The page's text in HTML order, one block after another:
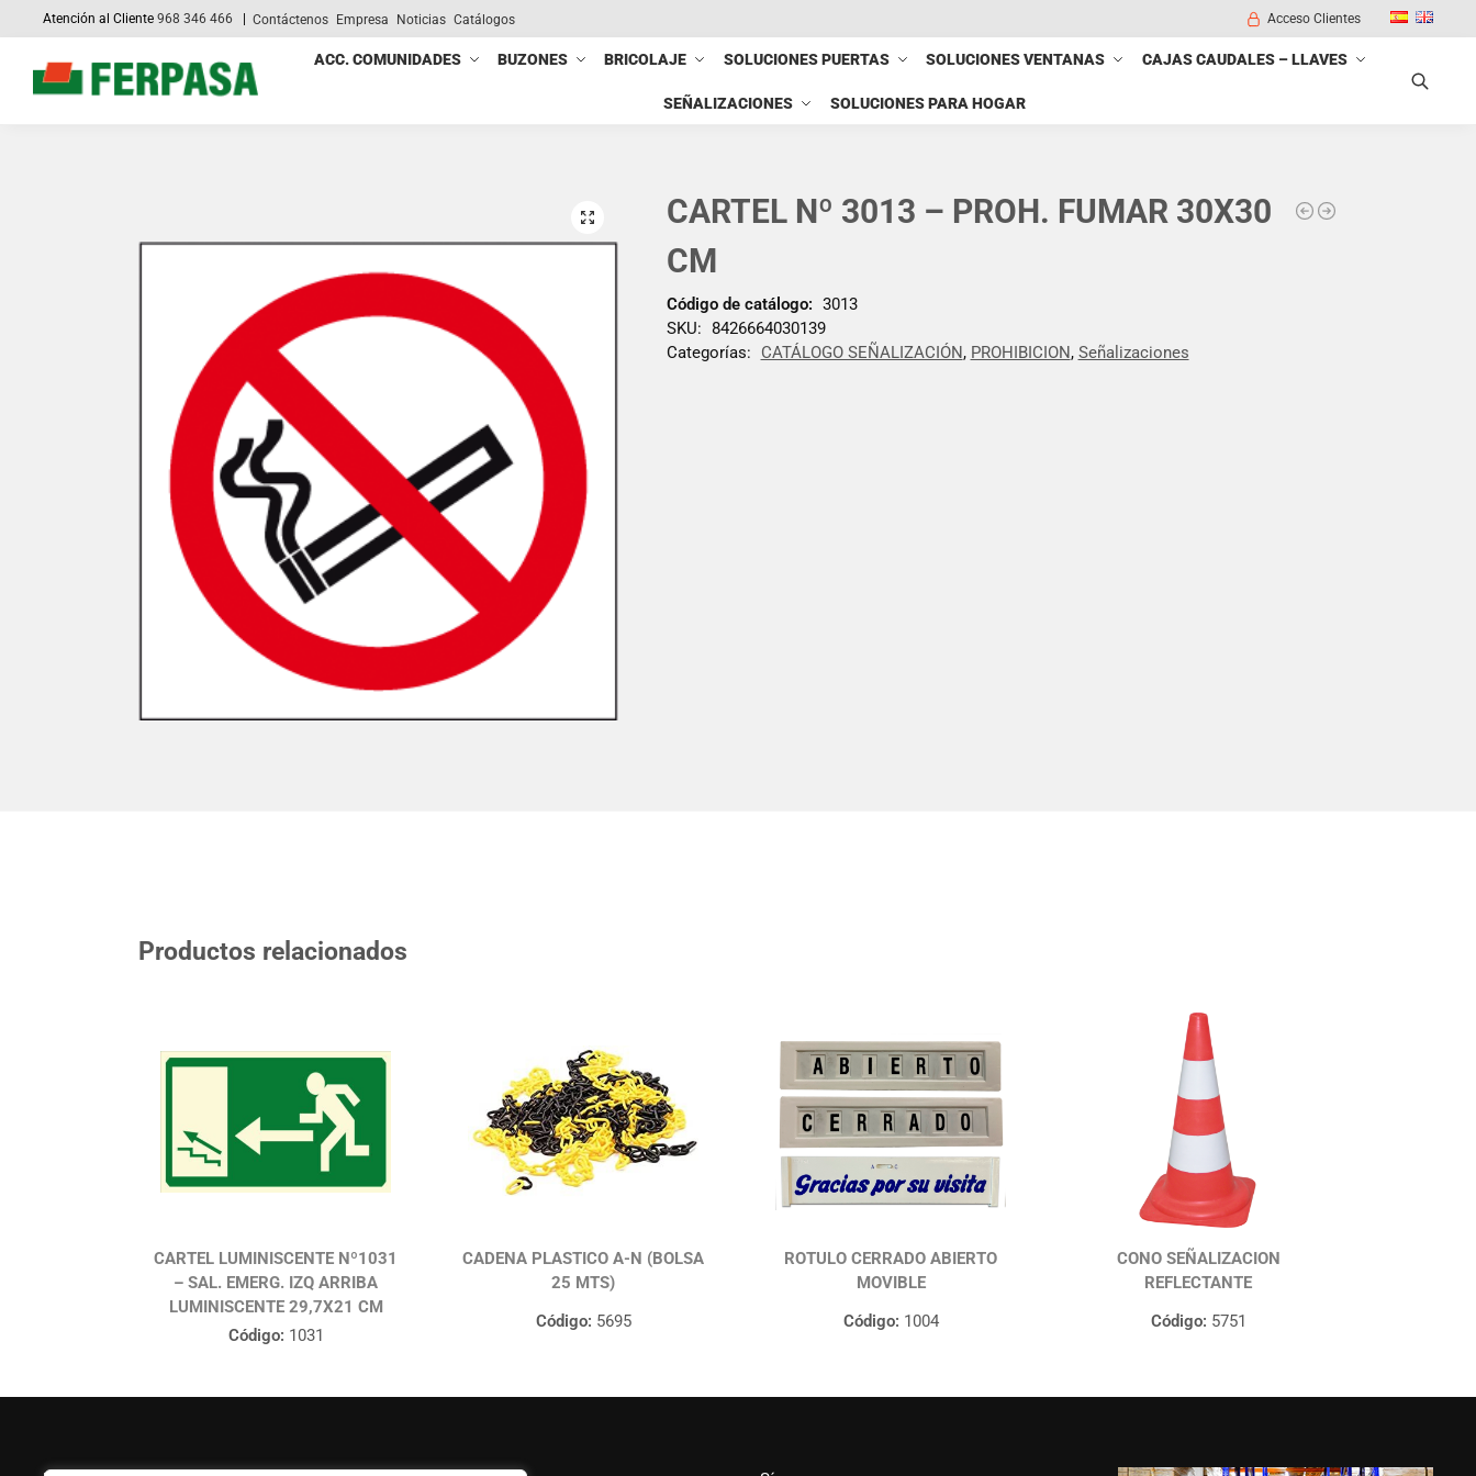
Atención al Cliente968 346 466 Contáctenos Empresa Noticias Catálogos Acceso Clientes
ACC. COMUNIDADES BUZONES BRICOLAJE SOLUCIONES PUERTAS SOLUCIONES VENTANAS CAJAS CAUDALES – LLAVES
SEÑALIZACIONES SOLUCIONES PARA HOGAR
Search
CARTEL Nº 3013 – PROH. FUMAR 30X30
CM
Código de catálogo: 3013
SKU: 8426664030139
Categorías:
CATÁLOGO SEÑALIZACIÓN, PROHIBICION, Señalizaciones
Productos relacionados
CARTEL LUMINISCENTE Nº1031
– SAL. EMERG. IZQ ARRIBA
LUMINISCENTE 29,7X21 CM
Código: 1031
CADENA PLASTICO A-N (BOLSA
25 MTS)
Código: 5695
ROTULO CERRADO ABIERTO
MOVIBLE
Código: 1004
CONO SEÑALIZACION
REFLECTANTE
Código: 5751